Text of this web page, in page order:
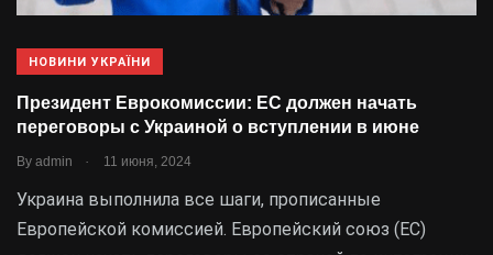
НОВИНИ УКРАЇНИ
Президент Еврокомиссии: ЕС должен начать
переговоры с Украиной о вступлении в июне
By admin . 11 июня, 2024
Украина выполнила все шаги, прописанные
Европейской комиссией. Европейский союз (ЕС)